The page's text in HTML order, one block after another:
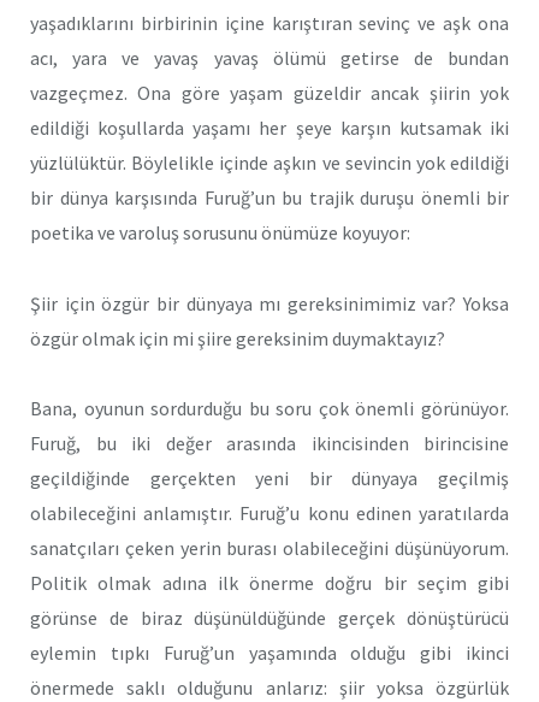
yaşadıklarını birbirinin içine karıştıran sevinç ve aşk ona
acı, yara ve yavaş yavaş ölümü getirse de bundan
vazgeçmez. Ona göre yaşam güzeldir ancak şiirin yok
edildiği koşullarda yaşamı her şeye karşın kutsamak iki
yüzlülüktür. Böylelikle içinde aşkın ve sevincin yok edildiği
bir dünya karşısında Furuğ’un bu trajik duruşu önemli bir
poetika ve varoluş sorusunu önümüze koyuyor:
Şiir için özgür bir dünyaya mı gereksinimimiz var? Yoksa
özgür olmak için mi şiire gereksinim duymaktayız?
Bana, oyunun sordurduğu bu soru çok önemli görünüyor.
Furuğ, bu iki değer arasında ikincisinden birincisine
geçildiğinde gerçekten yeni bir dünyaya geçilmiş
olabileceğini anlamıştır. Furuğ’u konu edinen yaratılarda
sanatçıları çeken yerin burası olabileceğini düşünüyorum.
Politik olmak adına ilk önerme doğru bir seçim gibi
görünse de biraz düşünüldüğünde gerçek dönüştürücü
eylemin tıpkı Furuğ’un yaşamında olduğu gibi ikinci
önermede saklı olduğunu anlarız: şiir yoksa özgürlük